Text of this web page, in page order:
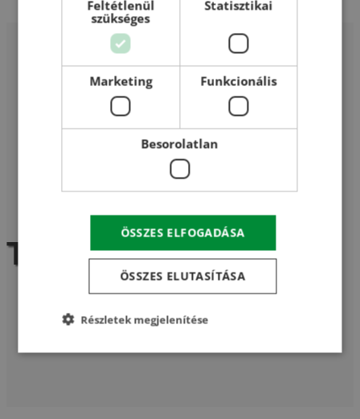
Termékek
Feltétlenül
szükséges
Statisztikai
Marketing Funkcionális
Besorolatlan
ÖSSZES ELFOGADÁSA
ÖSSZES ELUTASÍTÁSA
Részletek megjelenítése